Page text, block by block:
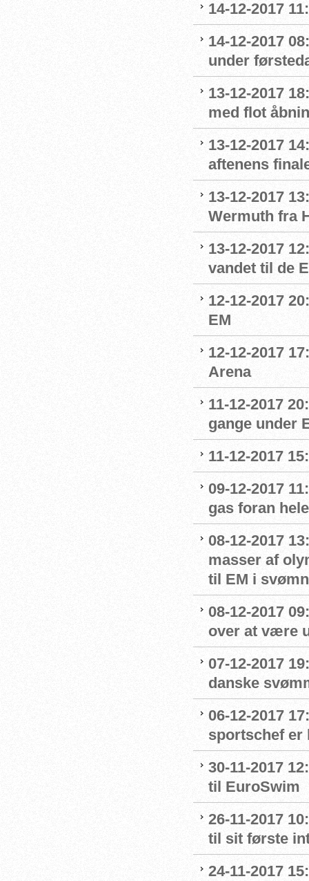
14-12-2017
14-12-2017
under
13-12-2017
med flot
13-12-2017
aftenens
13-12-2017
Wermuth fra
13-12-2017
vandet til de
12-12-2017
EM
12-12-2017
Arena
11-12-2017
gange under
11-12-2017
09-12-2017
gas foran
08-12-2017
masser af
til EM i
08-12-2017
over at være
07-12-2017
danske
06-12-2017
sportschef er
30-11-2017
til EuroSwim
26-11-2017
til sit første
24-11-2017